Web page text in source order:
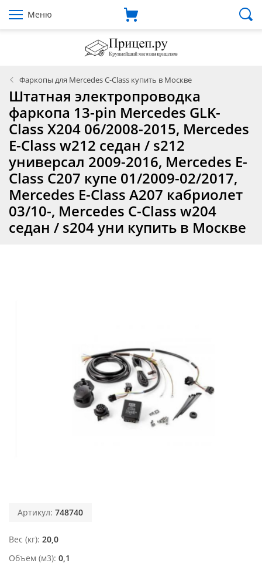
Меню
Фаркопы для Mercedes C-Class купить в Москве
Штатная электропроводка
фаркопа 13-pin Mercedes GLK-
Class X204 06/2008-2015, Mercedes
E-Class w212 седан / s212
универсал 2009-2016, Mercedes E-
Class C207 купе 01/2009-02/2017,
Mercedes E-Class A207 кабриолет
03/10-, Mercedes C-Class w204
седан / s204 уни купить в Москве
Артикул: 748740
Вес (кг) 20,0
Объем (м3) 0,1